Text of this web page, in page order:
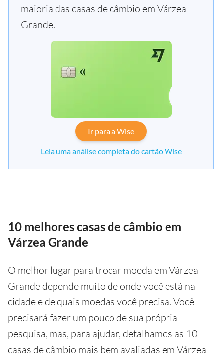
maioria das casas de câmbio em Várzea
Grande.
Ir para a Wise
Leia uma análise completa do cartão Wise
10 melhores casas de câmbio em
Várzea Grande
O melhor lugar para trocar moeda em Várzea
Grande depende muito de onde você está na
cidade e de quais moedas você precisa. Você
precisará fazer um pouco de sua própria
pesquisa, mas, para ajudar, detalhamos as 10
casas de câmbio mais bem avaliadas em Várzea